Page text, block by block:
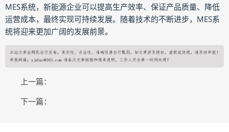
MES系统，新能源企业可以提高生产效率、保证产品质量、降低
运营成本，最终实现可持续发展。随着技术的不断进步，MES系
统将迎来更加广阔的发展前景。
上一篇：
下一篇：